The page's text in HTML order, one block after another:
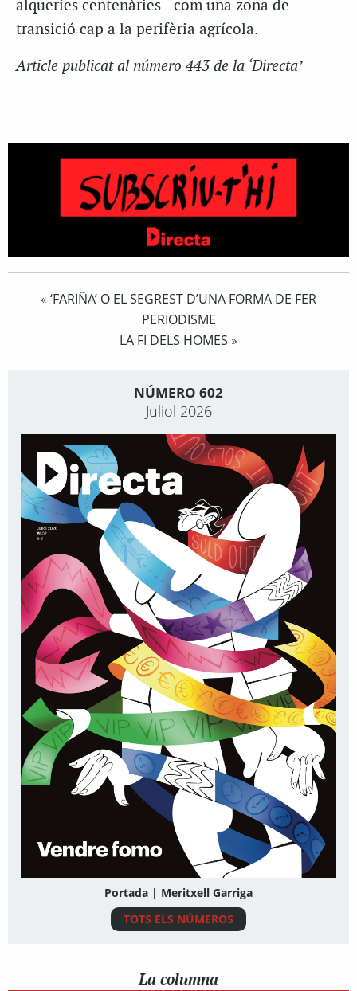
alqueries centenàries– com una zona de
transició cap a la perifèria agrícola.
Article publicat al número 443 de la ‘Directa’
« ‘FARIÑA’ O EL SEGREST D’UNA FORMA DE FER
PERIODISME
LA FI DELS HOMES »
NÚMERO 602
Juliol 2026
Portada | Meritxell Garriga
TOTS ELS NÚMEROS
La columna